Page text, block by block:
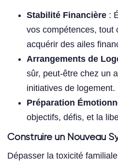
Stabilité Financière :
vos compétences, tout
acquérir des ailes
Arrangements de
sûr, peut-être chez un
initiatives de logement.
Préparation
objectifs, défis, et la
Construire un Nouveau
Dépasser la toxicité